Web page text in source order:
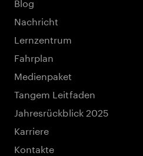
Nachricht
Lernzentrum
Fahrplan
Medienpaket
Tangem Leitfaden
Jahresrückblick 2025
Karriere
Kontakte